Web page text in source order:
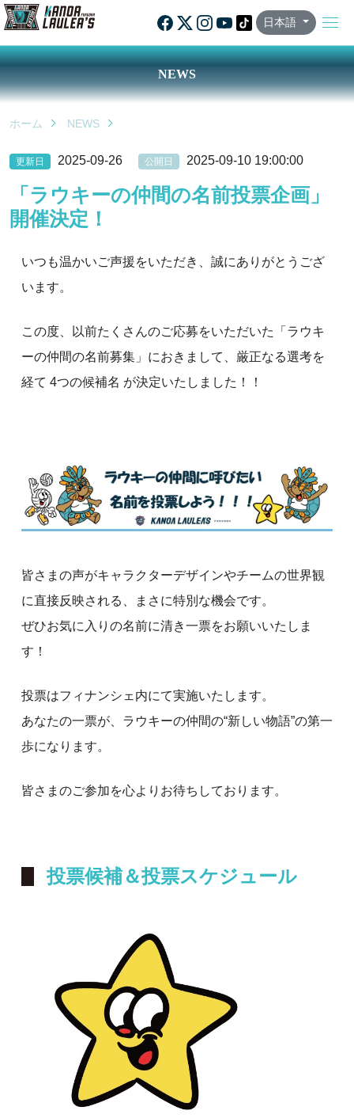
日本語
NEWS
ホーム NEWS
更新日 2025-09-26 公開日 2025-09-10 19:00:00
「ラウキーの仲間の名前投票企画」
開催決定！
いつも温かいご声援をいただき、誠にありがとうござ
います。
この度、以前たくさんのご応募をいただいた「ラウキ
ーの仲間の名前募集」におきまして、厳正なる選考を
経て 4つの候補名 が決定いたしました！！
皆さまの声がキャラクターデザインやチームの世界観
に直接反映される、まさに特別な機会です。
ぜひお気に入りの名前に清き一票をお願いいたしま
す！
投票はフィナンシェ内にて実施いたします。
あなたの一票が、ラウキーの仲間の“新しい物語”の第一
歩になります。
皆さまのご参加を心よりお待ちしております。
投票候補＆投票スケジュール